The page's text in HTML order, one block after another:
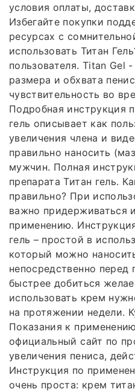
условия оплаты,
Избегайте покупки
ресурсах с
использовать Титан
пользователя. Titan Gel
размера и обхвата
чувствительность во
Подробная инструкция
гель описывает как
увеличения члена и
правильно наносить
мужчин. Полная
препарата Титан гель.
правильно? При
важно придерживаться
применению.
гель – простой в
который можно
непосредственно
быстрее добиться
использовать крем
на протяжении недели.
Показания к
официальный сайт по
увеличения пениса,
Инструкция по
очень проста: крем